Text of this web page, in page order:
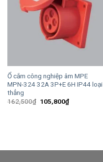
Ổ cắm công nghiệp âm MPE
MPN-324 32A 3P+E 6H IP44 loại
thẳng
162,500₫ Giá
105,800₫Giá
hiện